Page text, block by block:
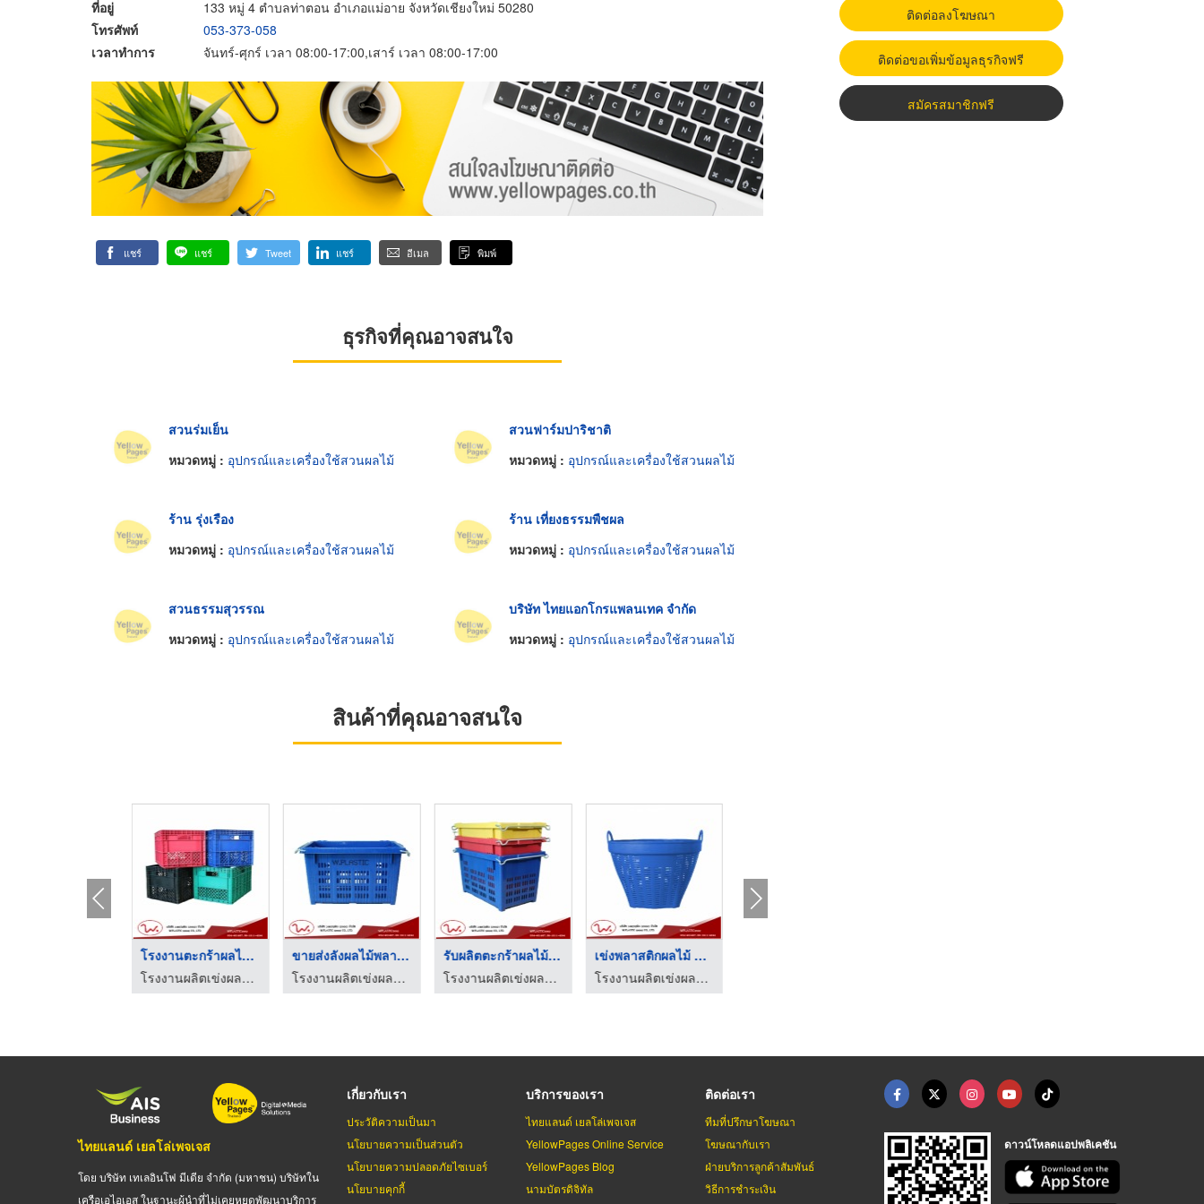
ที่อยู่
133 หมู่ 4 ตำบลท่าตอน อำเภอแม่อาย จังหวัดเชียงใหม่ 50280
โทรศัพท์
053-373-058
เวลาทำการ
จันทร์-ศุกร์ เวลา 08:00-17:00,เสาร์ เวลา 08:00-17:00
แชร์ แชร์ Tweet แชร์ อีเมล พิมพ์
ธุรกิจที่คุณอาจสนใจ
สวนร่มเย็น
หมวดหมู่ : อุปกรณ์และเครื่องใช้สวนผลไม้
สวนฟาร์มปาริชาติ
หมวดหมู่ : อุปกรณ์และเครื่องใช้สวนผลไม้
ร้าน รุ่งเรือง
หมวดหมู่ : อุปกรณ์และเครื่องใช้สวนผลไม้
ร้าน เที่ยงธรรมพืชผล
หมวดหมู่ : อุปกรณ์และเครื่องใช้สวนผลไม้
สวนธรรมสุวรรณ
หมวดหมู่ : อุปกรณ์และเครื่องใช้สวนผลไม้
บริษัท ไทยแอกโกรแพลนเทค จำกัด
หมวดหมู่ : อุปกรณ์และเครื่องใช้สวนผลไม้
สินค้าที่คุณอาจสนใจ
โรงงานตะกร้าผลไม้พลา ...
โรงงานผลิตเข่งผลไม้ ลังผลไม้พลาสติก - ว.พลาสติก (2002)
ขายส่งลังผลไม้พลาสติ ...
โรงงานผลิตเข่งผลไม้ ลังผลไม้พลาสติก - ว.พลาสติก (2002)
รับผลิตตะกร้าผลไม้หู ...
โรงงานผลิตเข่งผลไม้ ลังผลไม้พลาสติก - ว.พลาสติก (2002)
เข่งพลาสติกผลไม้ สมุ ...
โรงงานผลิตเข่งผลไม้ ลังผลไม้พลาสติก - ว.พลาสติก (2002)
ติดต่อลงโฆษณา
ติดต่อขอเพิ่มข้อมูลธุรกิจฟรี
สมัครสมาชิกฟรี
ไทยแลนด์ เยลโล่เพจเจส
โดย บริษัท เทเลอินโฟ มีเดีย จำกัด (มหาชน) บริษัทใน
เครือเอไอเอส ในฐานะผู้นำที่ไม่เคยหยุดพัฒนาบริการ
เกี่ยวกับเรา
ประวัติความเป็นมา
นโยบายความเป็นส่วนตัว
นโยบายความปลอดภัยไซเบอร์
นโยบายคุกกี้
บริการของเรา
ไทยแลนด์ เยลโล่เพจเจส
YellowPages Online Service
YellowPages Blog
นามบัตรดิจิทัล
ติดต่อเรา
ทีมที่ปรึกษาโฆษณา
โฆษณากับเรา
ฝ่ายบริการลูกค้าสัมพันธ์
วิธีการชำระเงิน
ดาวน์โหลดแอปพลิเคชัน